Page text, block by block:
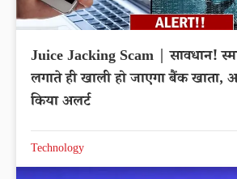
Juice Jacking Scam | सावधान!
लगाते ही खाली हो जाएगा बैंक खाता,
किया अलर्ट
Technology